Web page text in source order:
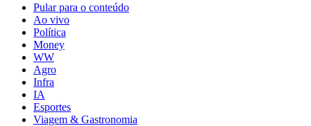
Pular para o conteúdo
Ao vivo
Política
Money
WW
Agro
Infra
IA
Esportes
Viagem & Gastronomia